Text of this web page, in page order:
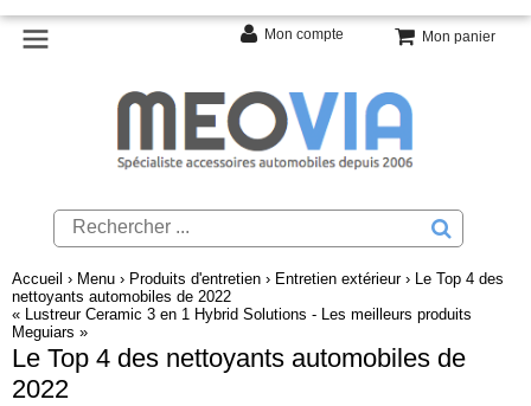
Mon compte Mon panier
Accueil › Menu › Produits d'entretien › Entretien extérieur› Le Top 4 des
nettoyants automobiles de 2022
« Lustreur Ceramic 3 en 1 Hybrid Solutions - Les meilleurs produits
Meguiars »
Le Top 4 des nettoyants automobiles de
2022